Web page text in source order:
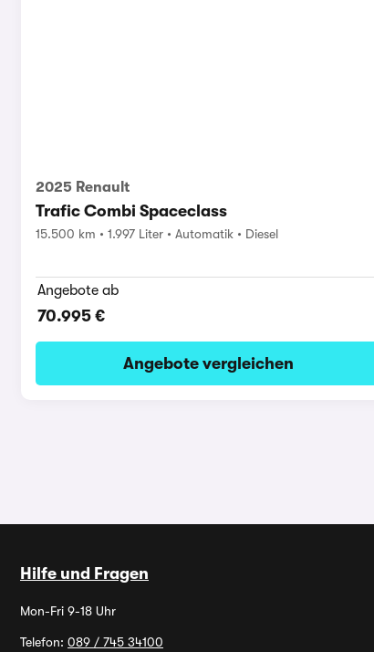
2025 Renault
Trafic Combi Spaceclass
15.500 km 1.997 Liter Automatik Diesel
Angebote ab
70.995 €
Angebote vergleichen
Hilfe und Fragen
Mon-Fri 9-18 Uhr
Telefon: 089 / 745 34100